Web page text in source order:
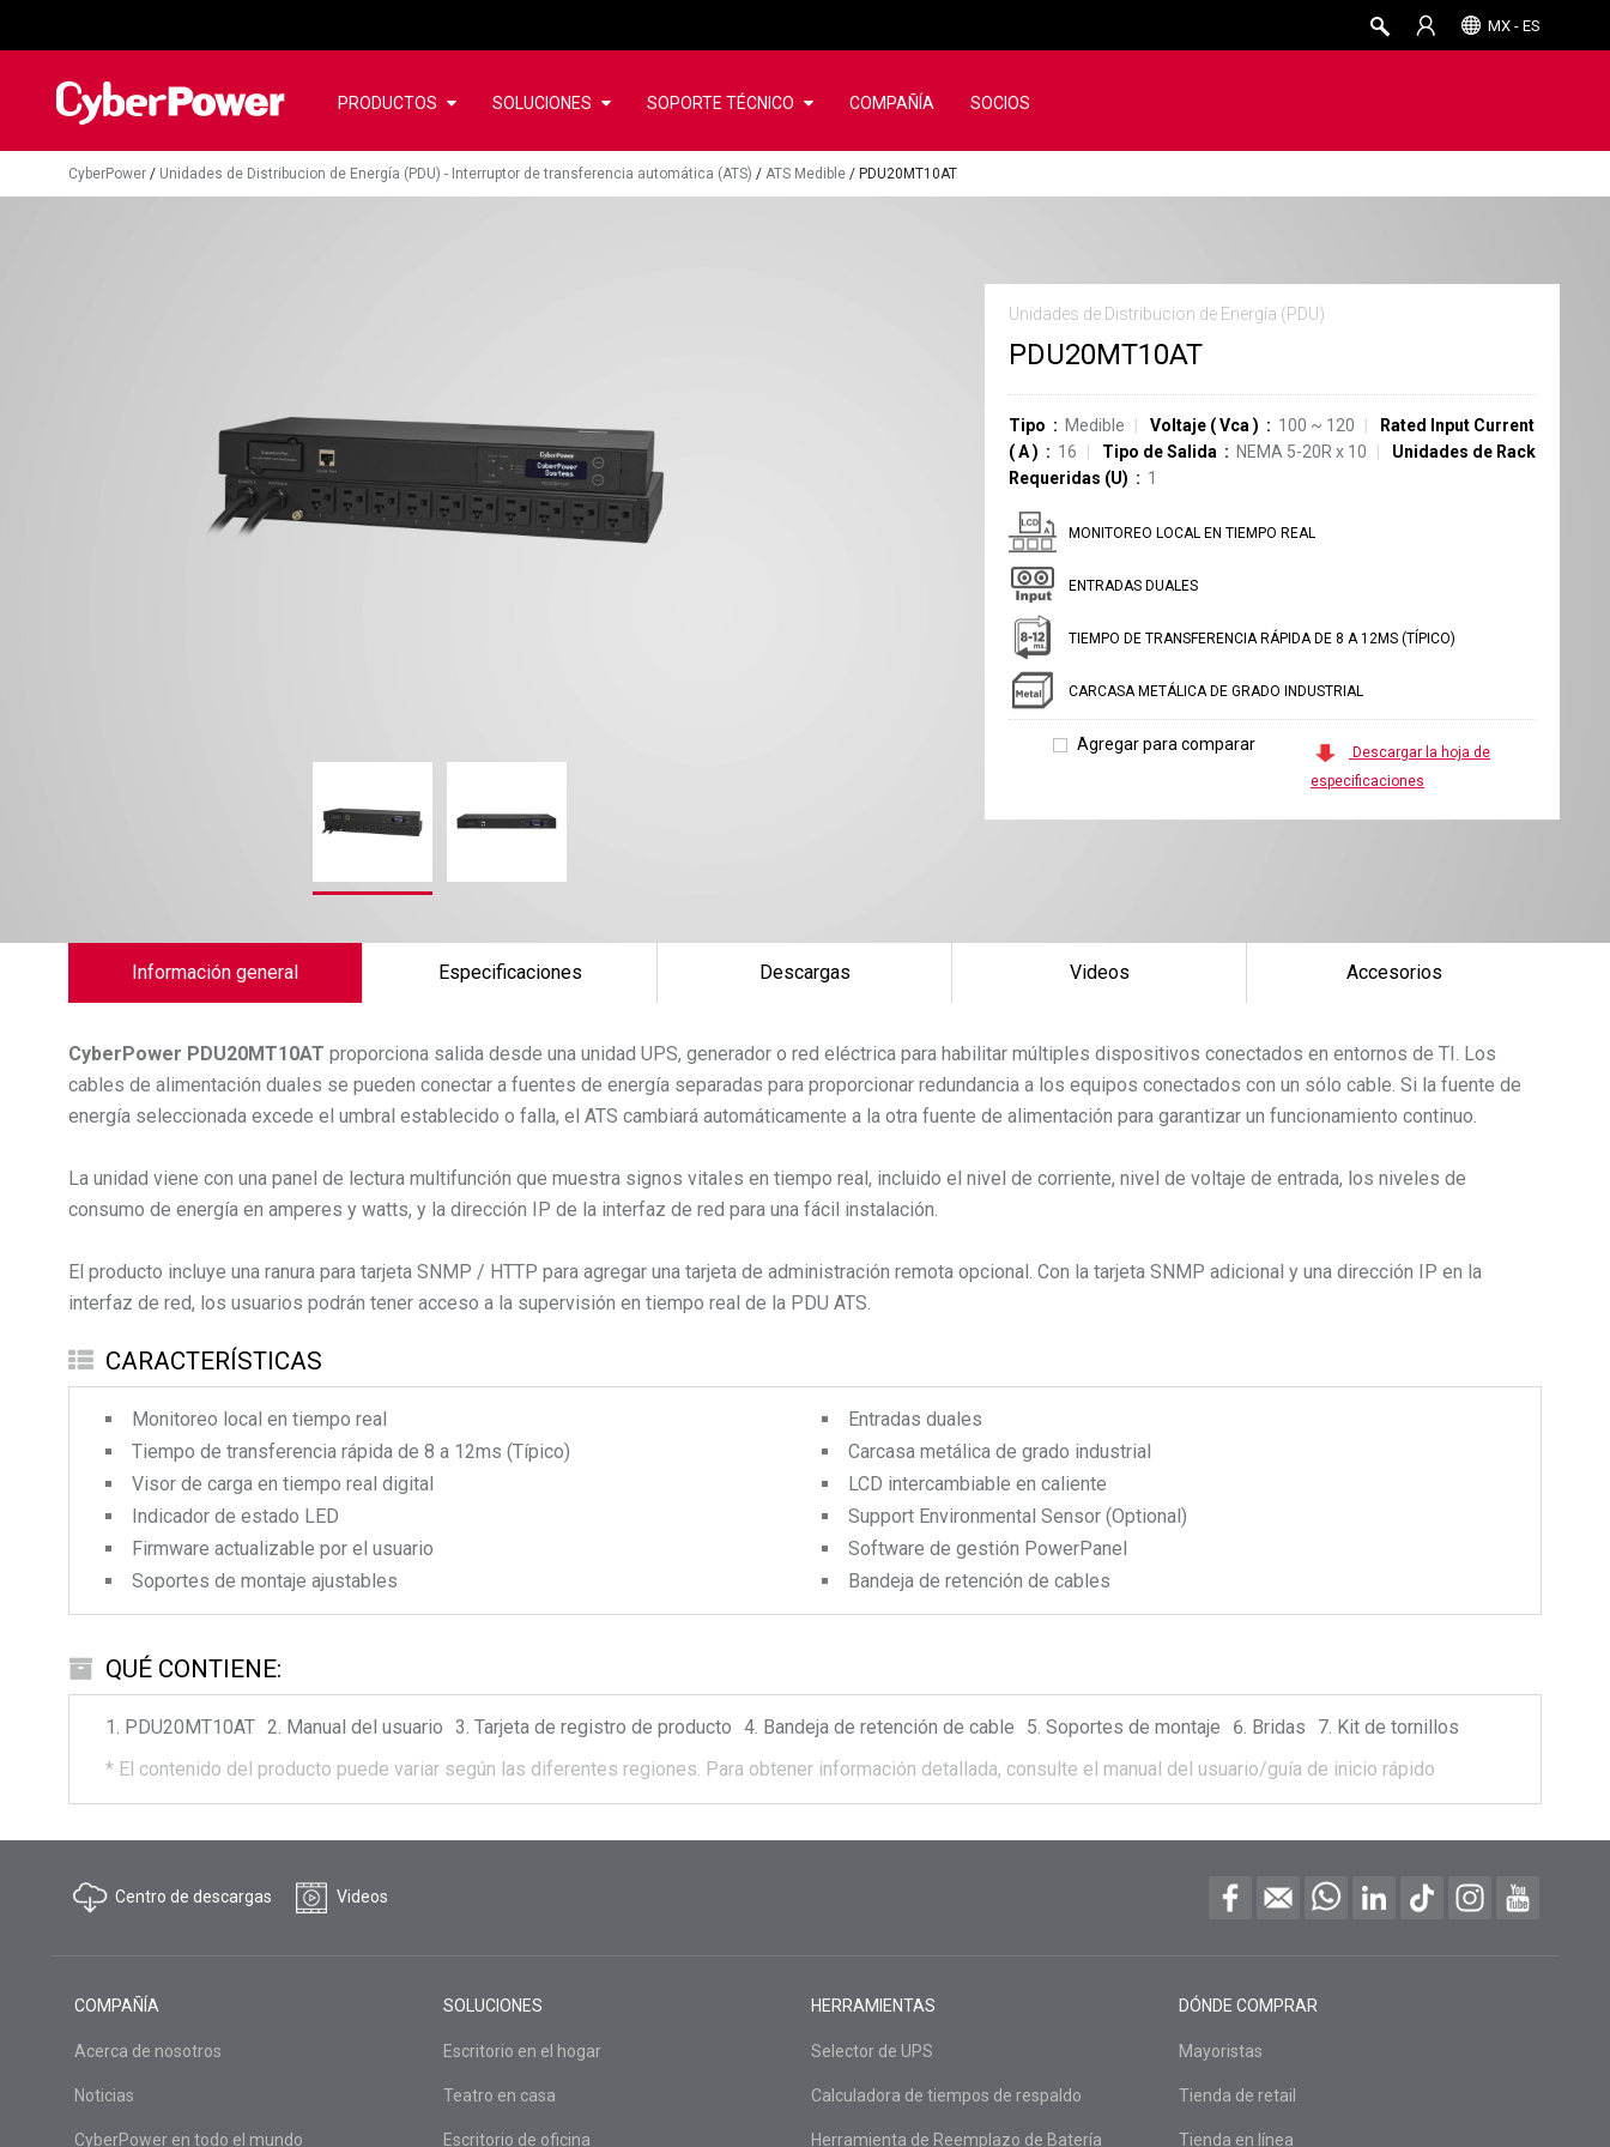
MX - ES
PRODUCTOS SOLUCIONES SOPORTE TÉCNICO COMPAÑÍA SOCIOS
CyberPower / Unidades de Distribucion de Energía (PDU) - Interruptor de transferencia automática (ATS) / ATS Medible / PDU20MT10AT
Unidades de Distribucion de Energía (PDU)
PDU20MT10AT
Tipo Medible Voltaje (Vca ) 100 ~ 120
Rated Input Current
(A) 16 Tipo de Salida NEMA 5-20R x 10
Unidades de Rack
Requeridas (U)
1
MONITOREO LOCAL EN TIEMPO REAL
ENTRADAS DUALES
TIEMPO DE TRANSFERENCIA RÁPIDA DE 8 A 12MS (TÍPICO)
CARCASA METÁLICA DE GRADO INDUSTRIAL
Agregar para comparar
Descargar la hoja de
especificaciones
Información general Especificaciones Descargas Videos Accesorios
CyberPower PDU20MT10AT proporciona salida desde una unidad UPS, generador o red eléctrica para habilitar múltiples dispositivos conectados en entornos de TI. Los
cables de alimentación duales se pueden conectar a fuentes de energía separadas para proporcionar redundancia a los equipos conectados con un sólo cable. Si la fuente de
energía seleccionada excede el umbral establecido o falla, el ATS cambiará automáticamente a la otra fuente de alimentación para garantizar un funcionamiento continuo.
La unidad viene con una panel de lectura multifunción que muestra signos vitales en tiempo real, incluido el nivel de corriente, nivel de voltaje de entrada, los niveles de
consumo de energía en amperes y watts, y la dirección IP de la interfaz de red para una fácil instalación.
El producto incluye una ranura para tarjeta SNMP / HTTP para agregar una tarjeta de administración remota opcional. Con la tarjeta SNMP adicional y una dirección IP en la
interfaz de red, los usuarios podrán tener acceso a la supervisión en tiempo real de la PDU ATS.
CARACTERÍSTICAS
Monitoreo local en tiempo real
Tiempo de transferencia rápida de 8 a 12ms (Típico)
Visor de carga en tiempo real digital
Indicador de estado LED
Firmware actualizable por el usuario
Soportes de montaje ajustables
Entradas duales
Carcasa metálica de grado industrial
LCD intercambiable en caliente
Support Environmental Sensor (Optional)
Software de gestión PowerPanel
Bandeja de retención de cables
QUÉ CONTIENE:
PDU20MT10AT Manual del usuario Tarjeta de registro de producto Bandeja de retención de cable Soportes de montaje Bridas
Kit de tornillos
* El contenido del producto puede variar según las diferentes regiones. Para obtener información detallada, consulte el manual del usuario/guía de inicio rápido
Centro de descargas Videos
COMPAÑÍA
Acerca de nosotros
Noticias
CyberPower en todo el mundo
SOLUCIONES
Escritorio en el hogar
Teatro en casa
Escritorio de oficina
HERRAMIENTAS
Selector de UPS
Calculadora de tiempos de respaldo
Herramienta de Reemplazo de Batería
DÓNDE COMPRAR
Mayoristas
Tienda de retail
Tienda en línea